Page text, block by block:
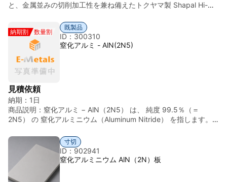
と、金属並みの切削加工性を兼ね備えたトクヤマ製 Shapal Hi-M
し、汎用工作機械による複雑な形状創成を可能にしました。シリ
コンに近似した熱膨張特性と、1,000°Cに耐える高い熱安定性を
活かし、パワー半導体の熱管理から真空装置内の高精度パーツま
で、試作・量産を問わず設計者の自由度を最大限に引き出しま
す。 主な用途例： 半導体製造装置: 高真空内のヒーター支持ディ
スク、静電チャックの絶縁パーツ。 パワーデバイス: 高出力レー
空装置: 真空蒸着装置の防護板、マイクロ波導入窓の絶縁体。 電
子部品検査: バーンイン試験やプローブカード用の耐熱・絶縁・放
熱治具。
納期割 数量割
既製品
ID：300310
窒化アルミ - AlN(2N5)
見積依頼
納期： 1日
商品説明： 窒化アルミ − AlN（2N5） は、 純度 99.5％（＝
2N5） の 窒化アルミニウム（Aluminum Nitride） を指します。
・表記例：AlN ≥ 99.5% ■ 窒化アルミニウム（AlN）とは ・
化学式：AlN ・英語名：Aluminum Nitride ・分類：非酸化物
系セラミックス ・外観：白色～灰白色粉末、焼結体（基板・
板・坩堝など） ■ 主な物性（参考値） ・ ・論密度 約 3.26
g/cm³ ・融点 昇華・分解 約 2,200 ℃ ・熱伝導率 非常に高い
寸切
ID：902941
窒化アルミニウム AlN（2N）板